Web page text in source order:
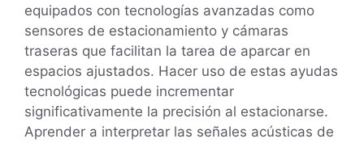
equipados con tecnologías avanzadas como
sensores de estacionamiento y cámaras
traseras que facilitan la tarea de aparcar en
espacios ajustados. Hacer uso de estas ayudas
tecnológicas puede incrementar
significativamente la precisión al estacionarse.
Aprender a interpretar las señales acústicas de